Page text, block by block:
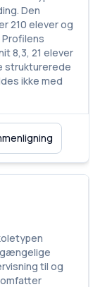
Den
210 elever og
Profilens
8,3, 21 elever
strukturerede
ikke med
til og